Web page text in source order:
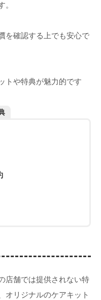
。
を確認する上でも安心で
トや特典が魅力的です
店舗では提供されない特
オリジナルのケアキット